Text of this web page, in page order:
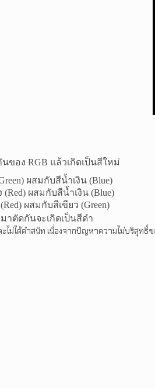
นของRGB แล้วเกิดเป็นสีใหม่
) ผสมกับสีน้ำเงิน (Blue)
(Red) ผสมกับสีน้ำเงิน (Blue)
Red) ผสมกับสีเขียว (Green)
าตัดกันจะเกิดเป็นสีดำ
ะไม่ได้ดำสนิท เนื่องจากปัญหาความไม่บริสุท